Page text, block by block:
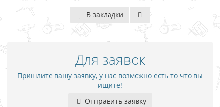
В закладки
Для заявок
Пришлите вашу заявку, у нас возможно есть то что вы
ищите!
Отправить заявку